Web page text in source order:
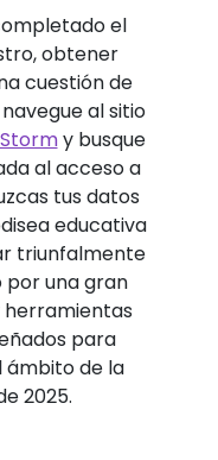
el
obtener
cuestión de
al sitio
y busque
al acceso a
tus datos
educativa
triunfalmente
por una gran
para
ámbito de la
2025.